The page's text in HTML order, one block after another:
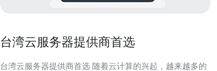
台湾云服务器提供商首选
台湾云服务器提供商首选 随着云计算的兴起，越来越多的